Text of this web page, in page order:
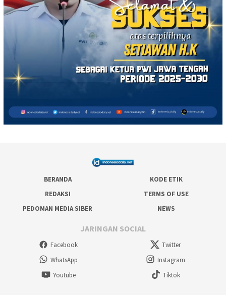
BERANDA
KODE ETIK
REDAKSI
TERMS OF USE
PEDOMAN MEDIA SIBER
NEWS
JARINGAN SOCIAL
Facebook
Twitter
WhatsApp
Instagram
Youtube
Tiktok